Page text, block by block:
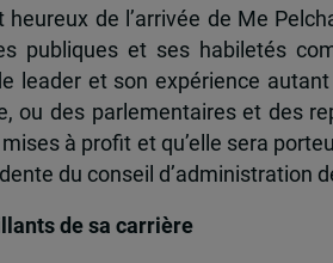
heureux de l’arrivée de Me
publiques et ses habiletés
leader et son expérience
ou des parlementaires et des
à profit et qu’elle sera
du conseil d’administration
de sa carrière